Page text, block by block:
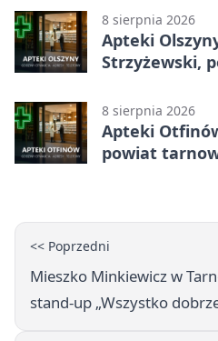
8 sierpnia 2026
Apteki
Strzyżewski,
8 sierpnia 2026
Apteki
powiat
<< Poprzedni
Mieszko Minkiewicz w
stand-up „Wszystko